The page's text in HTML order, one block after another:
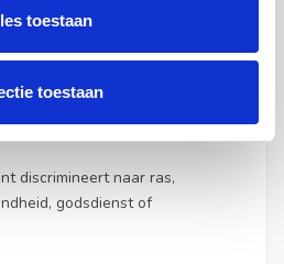
toestaan
toestaan
onrechtmatige of strafbare
een gewelddadig karakter
discrimineert naar ras,
godsdienst of